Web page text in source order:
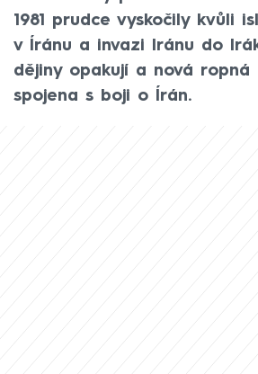
1981 prudce vyskočily kvůli
v Íránu a invazi Iránu do
dějiny opakují a nová
spojena s boji o Írán.